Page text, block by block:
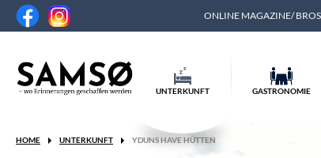
ONLINE MAGAZINE/
UNTERKUNFT GASTRONOMIE
HOME UNTERKUNFT YDUNS HAVE HÜTTEN